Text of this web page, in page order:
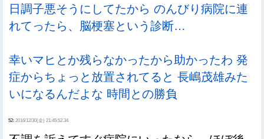
日調子悪そうにしてたから のんびり病院に連
れてったら、脳梗塞という診断…
幸いマヒとか残らなかったから助かったわ 発
症からちょっと放置されてると 長嶋茂雄みた
いになるんだよな 時間との勝負
52: 2016/12/30(金) 21:45:52.34